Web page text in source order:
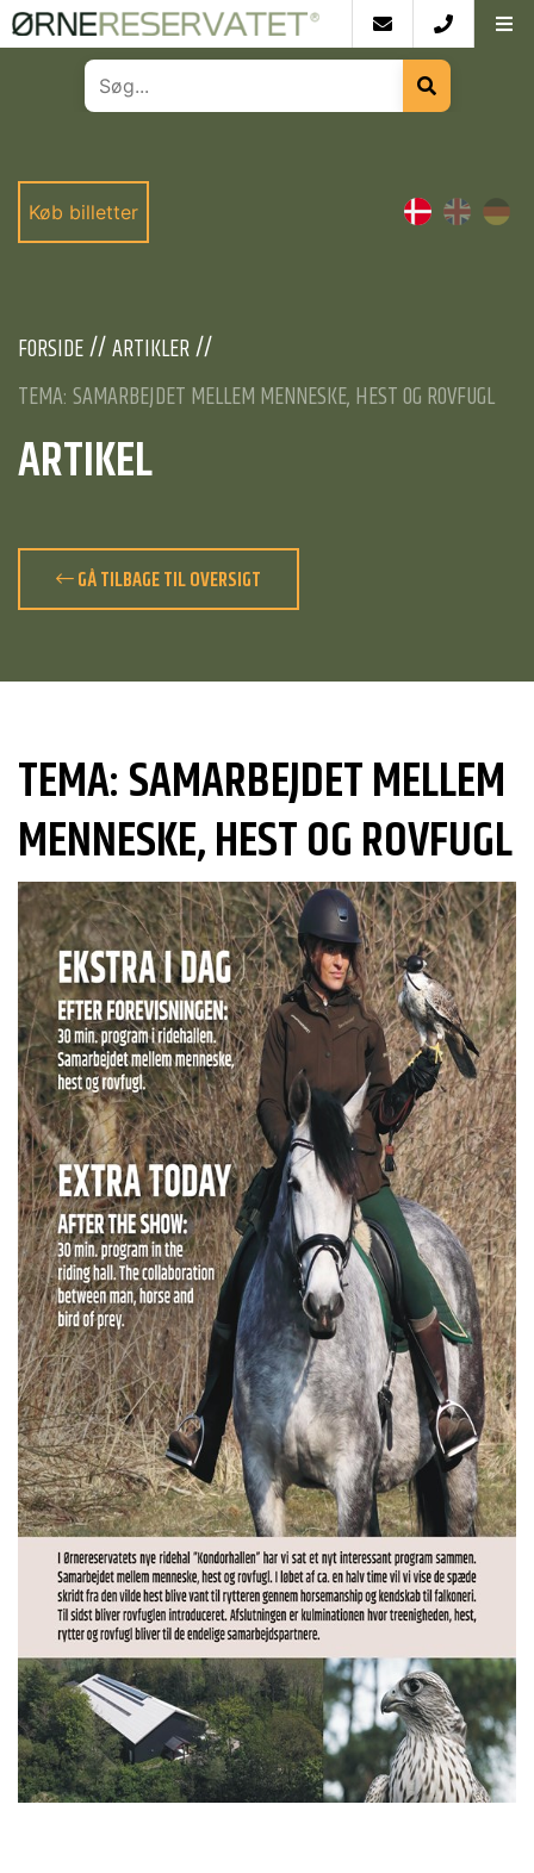
Køb billetter
FORSIDE
ARTIKLER
TEMA: SAMARBEJDET MELLEM MENNESKE, HEST OG ROVFUGL
ARTIKEL
GÅ TILBAGE TIL OVERSIGT
TEMA: SAMARBEJDET MELLEM
MENNESKE, HEST OG ROVFUGL